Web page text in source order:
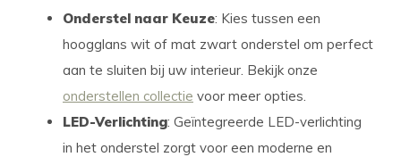
Onderstel naar Keuze: Kies tussen een
hoogglans wit of mat zwart onderstel om perfect
aan te sluiten bij uw interieur. Bekijk onze
onderstellen collectie voor meer opties.
LED-Verlichting: Geïntegreerde LED-verlichting
in het onderstel zorgt voor een moderne en